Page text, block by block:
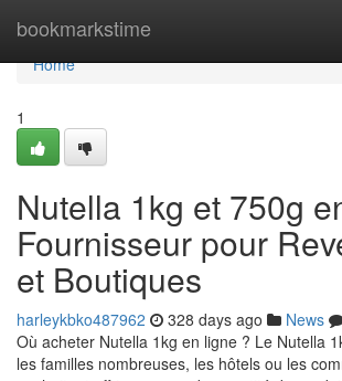
bookmarkstime
Home
Home
1
Nutella 1kg et 750g
Fournisseur pour
et Boutiques
harleykbko487962 328 days ago News
Où acheter Nutella 1kg en ligne ? Le Nutella
les familles nombreuses, les hôtels ou les